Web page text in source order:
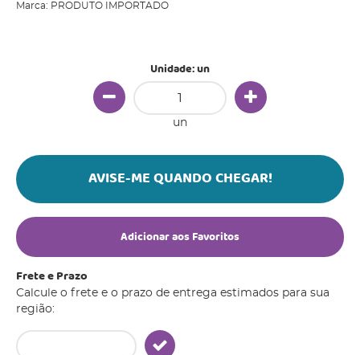
Marca: PRODUTO IMPORTADO
Unidade: un
un
AVISE-ME QUANDO CHEGAR!
Adicionar aos Favoritos
Frete e Prazo
Calcule o frete e o prazo de entrega estimados para sua
região: